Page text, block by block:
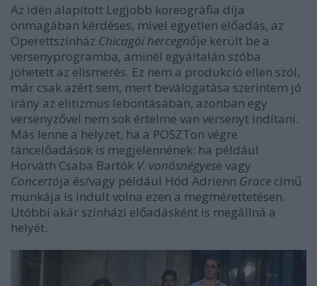
Az idén alapított Legjobb koreográfia díja
önmagában kérdéses, mivel egyetlen előadás, az
Operettszínház Chicagói hercegnője került be a
versenyprogramba, aminél egyáltalán szóba
jöhetett az elismerés. Ez nem a produkció ellen szól,
már csak azért sem, mert beválogatása szerintem jó
irány az elitizmus lebontásában, azonban egy
versenyzővel nem sok értelme van versenyt indítani.
Más lenne a helyzet, ha a POSZTon végre
táncelőadások is megjelennének: ha például
Horváth Csaba Bartók V. vonósnégyese vagy
Concertója és/vagy például Hód Adrienn Grace című
munkája is indult volna ezen a megmérettetésen.
Utóbbi akár színházi előadásként is megállná a
helyét.